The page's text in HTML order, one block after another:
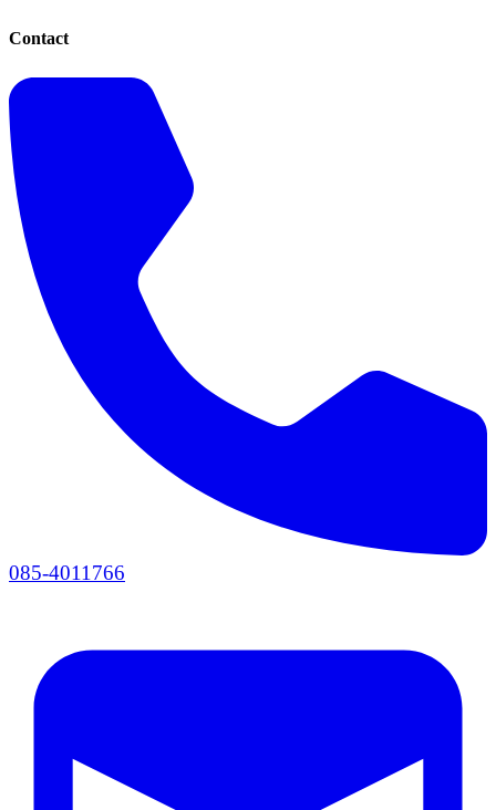
Contact
085-4011766